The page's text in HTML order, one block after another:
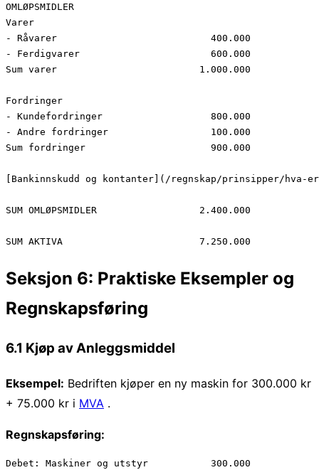
OMLØPSMIDLER
Varer
- Råvarer                           400.000
- Ferdigvarer                       600.000
Sum varer                         1.000.000
Fordringer
- Kundefordringer                   800.000
- Andre fordringer                  100.000
Sum fordringer                      900.000
[Bankinnskudd og kontanter](/regnskap/prinsipper/
SUM OMLØPSMIDLER                  2.400.000
Seksjon 6: Praktiske Eksempler og
Regnskapsføring
6.1 Kjøp av Anleggsmiddel
Eksempel: Bedriften kjøper en ny maskin for 300.000 kr
+ 75.000 kr i MVA .
Regnskapsføring:
Debet: Maskiner og utstyr           300.000